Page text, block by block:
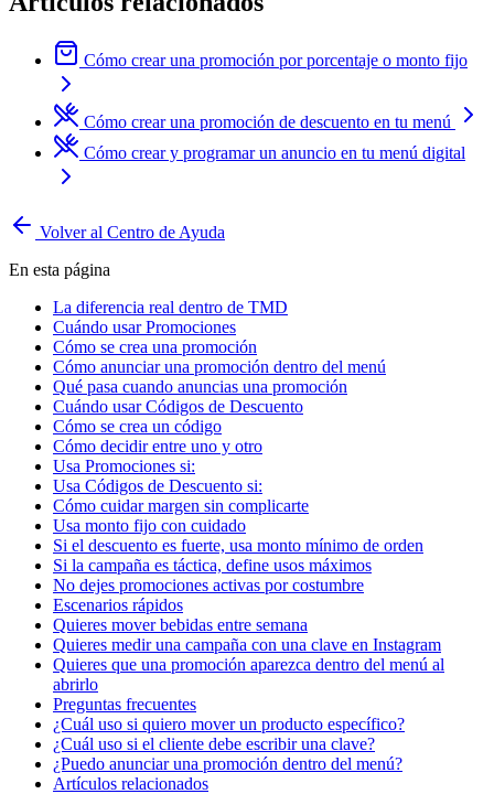
Cómo crear una promoción por porcentaje o monto fijo
Cómo crear una promoción de descuento en tu menú
Cómo crear y programar un anuncio en tu menú digital
Volver al Centro de Ayuda
En esta página
La diferencia real dentro de TMD
Cuándo usar Promociones
Cómo se crea una promoción
Cómo anunciar una promoción dentro del menú
Qué pasa cuando anuncias una promoción
Cuándo usar Códigos de Descuento
Cómo se crea un código
Cómo decidir entre uno y otro
Usa Promociones si:
Usa Códigos de Descuento si:
Cómo cuidar margen sin complicarte
Usa monto fijo con cuidado
Si el descuento es fuerte, usa monto mínimo de orden
Si la campaña es táctica, define usos máximos
No dejes promociones activas por costumbre
Escenarios rápidos
Quieres mover bebidas entre semana
Quieres medir una campaña con una clave en Instagram
Quieres que una promoción aparezca dentro del menú al
abrirlo
Preguntas frecuentes
¿Cuál uso si quiero mover un producto específico?
¿Cuál uso si el cliente debe escribir una clave?
¿Puedo anunciar una promoción dentro del menú?
Artículos relacionados